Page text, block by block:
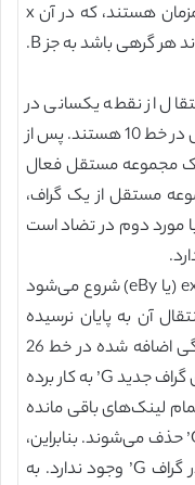
یا eAB و eBy در حال انتقال به طور همزمان هستند، که در آن x
می‌تواند هر گرهی باشد به جز A، y می‌تواند هر گرهی باشد به جز B.
از نقطه یکسانی در
زمان‌ می‌کنند. در این مورد، دو لینک فعال در خط 10 هستند. پس از
یک مجموعه مستقل فعال
مستقل از یک گراف،
مورد دوم در تضاد است
مورد 2: یکی از این دو لینک تداخل، با exA (یا eBy) شروع می‌شود
آن به پایان نرسیده
است. این نشان می‌دهد که لینک به تازگی اضافه شده در خط 26
فعال شده است، که رنگ‌آمیزی گراف را برای گراف جدید G’ به کار برده
داشته باشید که در خط 25، تمام لینک‌های باقی مانده
از جمله eAB و لینک‌های همسایه آن از G’ حذف می‌شوند. بنابراین،
هر لینک که با لینک eAB تداخل دارد در گراف G’ وجود ندارد. به